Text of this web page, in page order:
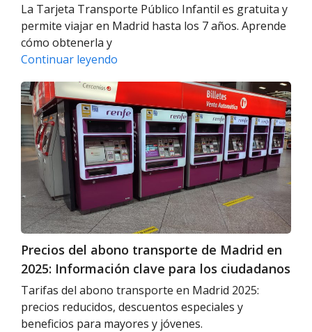
La Tarjeta Transporte Público Infantil es gratuita y
permite viajar en Madrid hasta los 7 años. Aprende
cómo obtenerla y
Continuar leyendo
Público
Infantil
en
Madrid:
Todo
lo
debes
saber
Precios
del
abono
transporte
de
Madrid
2025:
Información
para
los
ciudadanos
Precios del abono transporte de Madrid en
2025: Información clave para los ciudadanos
Tarifas del abono transporte en Madrid 2025:
precios reducidos, descuentos especiales y
beneficios para mayores y jóvenes.